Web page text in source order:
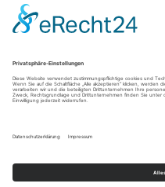
Datenschutz